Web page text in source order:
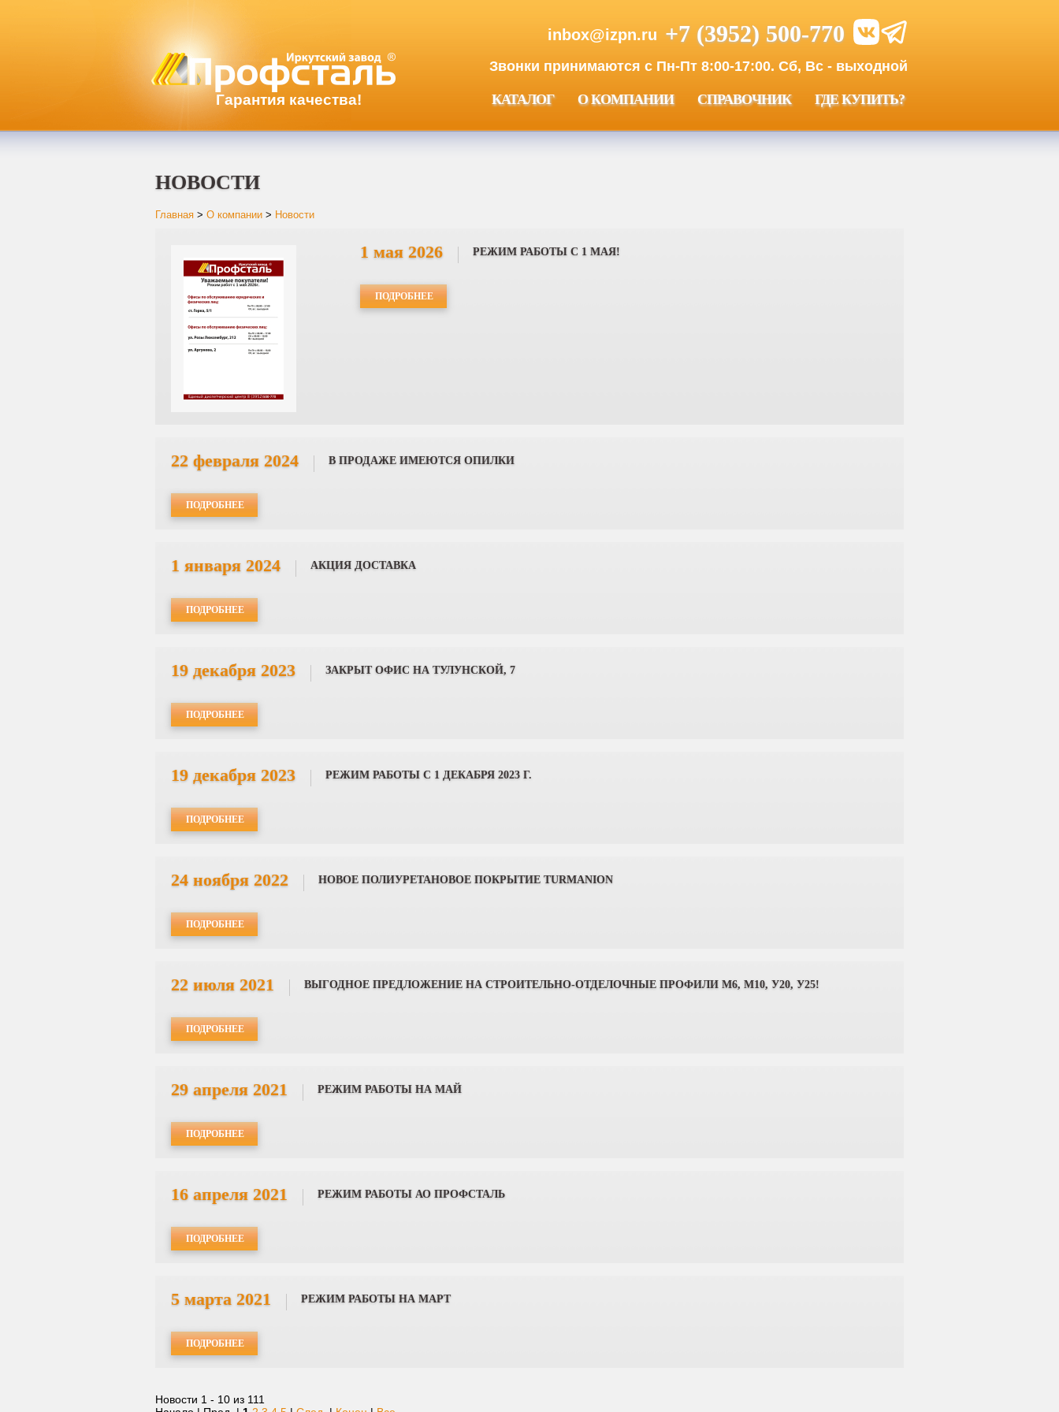
Гарантия качества!
+7 (3952) 500-770
inbox@izpn.ru
Звонки принимаются с Пн-Пт 8:00-17:00. Сб, Вс - выходной
КАТАЛОГ О КОМПАНИИ СПРАВОЧНИК ГДЕ КУПИТЬ?
НОВОСТИ
Главная > О компании > Новости
1 мая 2026 РЕЖИМ РАБОТЫ С 1 МАЯ!
ПОДРОБНЕЕ
22 февраля 2024 В ПРОДАЖЕ ИМЕЮТСЯ ОПИЛКИ
ПОДРОБНЕЕ
1 января 2024 АКЦИЯ ДОСТАВКА
ПОДРОБНЕЕ
19 декабря 2023 ЗАКРЫТ ОФИС НА ТУЛУНСКОЙ, 7
ПОДРОБНЕЕ
19 декабря 2023 РЕЖИМ РАБОТЫ С 1 ДЕКАБРЯ 2023 Г.
ПОДРОБНЕЕ
24 ноября 2022 НОВОЕ ПОЛИУРЕТАНОВОЕ ПОКРЫТИЕ TURMANION
ПОДРОБНЕЕ
22 июля 2021 ВЫГОДНОЕ ПРЕДЛОЖЕНИЕ НА СТРОИТЕЛЬНО-ОТДЕЛОЧНЫЕ ПРОФИЛИ М6, М10, У20, У25!
ПОДРОБНЕЕ
29 апреля 2021 РЕЖИМ РАБОТЫ НА МАЙ
ПОДРОБНЕЕ
16 апреля 2021 РЕЖИМ РАБОТЫ АО ПРОФСТАЛЬ
ПОДРОБНЕЕ
5 марта 2021 РЕЖИМ РАБОТЫ НА МАРТ
ПОДРОБНЕЕ
Новости 1 - 10 из 111